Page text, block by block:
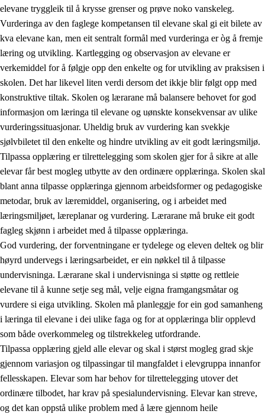
elevane tryggleik til å krysse grenser og prøve noko vanskeleg.
Vurderinga av den faglege kompetansen til elevane skal gi eit bilete av
kva elevane kan, men eit sentralt formål med vurderinga er òg å fremje
læring og utvikling. Kartlegging og observasjon av elevane er
verkemiddel for å følgje opp den enkelte og for utvikling av praksisen i
skolen. Det har likevel liten verdi dersom det ikkje blir følgt opp med
konstruktive tiltak. Skolen og lærarane må balansere behovet for god
informasjon om læringa til elevane og uønskte konsekvensar av ulike
vurderingssituasjonar. Uheldig bruk av vurdering kan svekkje
sjølvbiletet til den enkelte og hindre utvikling av eit godt læringsmiljø.
Tilpassa opplæring er tilrettelegging som skolen gjer for å sikre at alle
elevar får best mogleg utbytte av den ordinære opplæringa. Skolen skal
blant anna tilpasse opplæringa gjennom arbeidsformer og pedagogiske
metodar, bruk av læremiddel, organisering, og i arbeidet med
læringsmiljøet, læreplanar og vurdering. Lærarane må bruke eit godt
fagleg skjønn i arbeidet med å tilpasse opplæringa.
God vurdering, der forventningane er tydelege og eleven deltek og blir
høyrd undervegs i læringsarbeidet, er ein nøkkel til å tilpasse
undervisninga. Lærarane skal i undervisninga si støtte og rettleie
elevane til å kunne setje seg mål, velje eigna framgangsmåtar og
vurdere si eiga utvikling. Skolen må planleggje for ein god samanheng
i læringa til elevane i dei ulike faga og for at opplæringa blir opplevd
som både overkommeleg og tilstrekkeleg utfordrande.
Tilpassa opplæring gjeld alle elevar og skal i størst mogleg grad skje
gjennom variasjon og tilpassingar til mangfaldet i elevgruppa innanfor
fellesskapen. Elevar som har behov for tilrettelegging utover det
ordinære tilbodet, har krav på spesialundervisning. Elevar kan streve,
og det kan oppstå ulike problem med å lære gjennom heile